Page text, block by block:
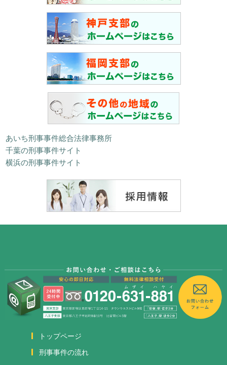
あいち刑事事件総合法律事務所
千葉の刑事事件サイト
横浜の刑事事件サイト
トップページ
刑事事件の流れ